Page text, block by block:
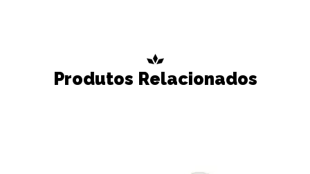
Produtos Relacionados